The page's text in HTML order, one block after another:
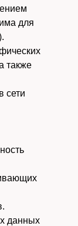
для
также
сети
данных